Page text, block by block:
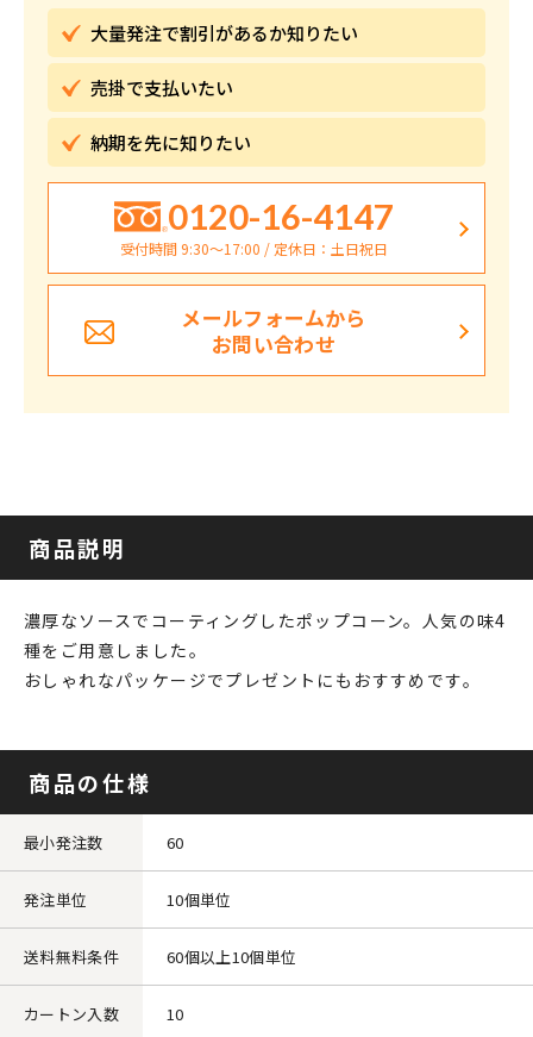
大量発注で割引があるか知りたい
売掛で支払いたい
納期を先に知りたい
0120-16-4147
受付時間 9:30〜17:00 / 定休日：土日祝日
メールフォームから
お問い合わせ
商品説明
濃厚なソースでコーティングしたポップコーン。人気の味4
種をご用意しました。
おしゃれなパッケージでプレゼントにもおすすめです。
商品の仕様
最小発注数 60
発注単位 10個単位
送料無料条件 60個以上10個単位
カートン入数 10